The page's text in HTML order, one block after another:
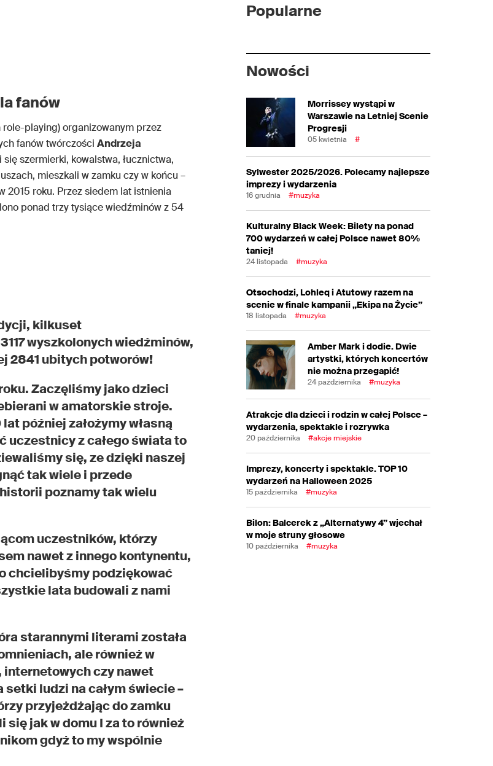
fanów
playing) organizowanym przez
fanów twórczości Andrzeja
szermierki, kowalstwa, łucznictwa,
mieszkali w zamku czy w końcu –
2015 roku. Przez siedem lat istnienia
ponad trzy tysiące wiedźminów z 54
kilkuset
wyszkolonych wiedźminów,
2841 ubitych potworów!
Zaczęliśmy jako dzieci
w amatorskie stroje.
później założymy własną
uczestnicy z całego świata to
się, ze dzięki naszej
tak wiele i przede
poznamy tak wielu
uczestników, którzy
nawet z innego kontynentu,
chcielibyśmy podziękować
lata budowali z nami
starannymi literami została
ale również w
czy nawet
setki ludzi na całym świecie –
przyjeżdżając do zamku
jak w domu I za to również
gdyż to my wspólnie
Popularne
Nowości
Morrissey wystąpi w
Warszawie na Letniej Scenie
Progresji
05 kwietnia #
Sylwester 2025/2026. Polecamy najlepsze
imprezy i wydarzenia
16 grudnia #muzyka
Kulturalny Black Week: Bilety na ponad
700 wydarzeń w całej Polsce nawet 80%
taniej!
24 listopada #muzyka
Otsochodzi, Lohleq i Atutowy razem na
scenie w finale kampanii „Ekipa na Życie”
18 listopada #muzyka
Amber Mark i dodie. Dwie
artystki, których koncertów
nie można przegapić!
24 października #muzyka
Atrakcje dla dzieci i rodzin w całej Polsce –
wydarzenia, spektakle i rozrywka
20 października #akcje miejskie
Imprezy, koncerty i spektakle. TOP 10
wydarzeń na Halloween 2025
15 października #muzyka
Bilon: Balcerek z „Alternatywy 4” wjechał
w moje struny głosowe
10 października #muzyka